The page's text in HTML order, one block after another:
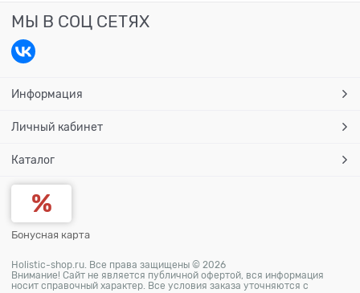
МЫ В СОЦ СЕТЯХ
Информация
Личный кабинет
Каталог
Бонусная карта
Holistic-shop.ru. Все права защищены © 2026
Внимание! Сайт не является публичной офертой, вся информация
носит справочный характер. Все условия заказа уточняются с